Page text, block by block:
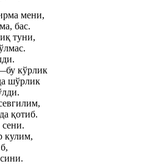
мени,
бас.
туни,
кўрлик
шўрлик
қотиб.
кулим,